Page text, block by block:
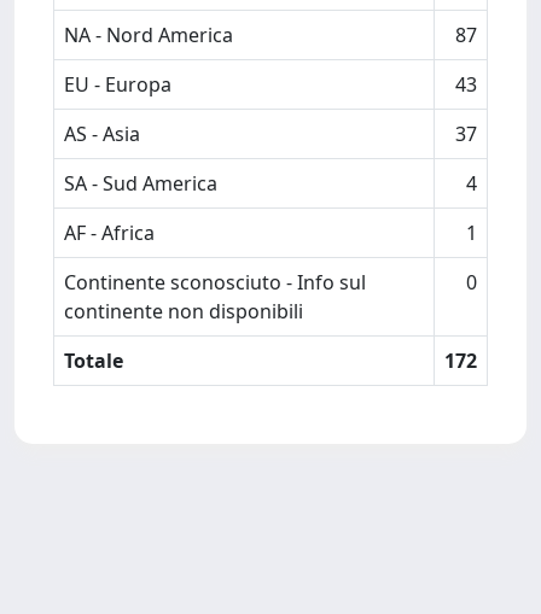
NA - Nord America
87
EU - Europa
43
AS - Asia
37
SA - Sud America
4
AF - Africa
1
Continente sconosciuto - Info sul
continente non disponibili
0
Totale 172